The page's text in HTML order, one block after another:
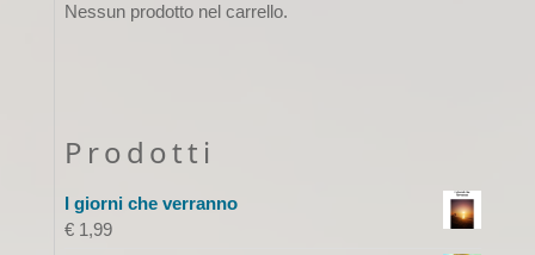
Nessun prodotto nel carrello.
Prodotti
I giorni che verranno
€1,99